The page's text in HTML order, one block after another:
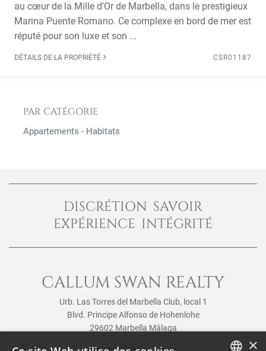
au cœur de la Mille d'Or de Marbella, dans le prestigieux
Marina Puente Romano. Ce complexe en bord de mer est
réputé pour son luxe et son ...
DÉTAILS DE LA PROPRIÉTÉ CSR01187
PAR CATÉGORIE
Appartements - Habitats
DISCRÉTION SAVOIR
EXPÉRIENCE INTÉGRITÉ
CALLUM SWAN REALTY
Urb. Las Torres del Marbella Club, local 1
Blvd. Principe Alfonso de Hohenlohe
29602 Marbella Málaga
×